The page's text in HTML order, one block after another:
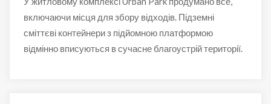
включаючи місця для збору відходів. Підземні
сміттєві контейнери з підйомною платформою
відмінно вписуються в сучасне благоустрій території.